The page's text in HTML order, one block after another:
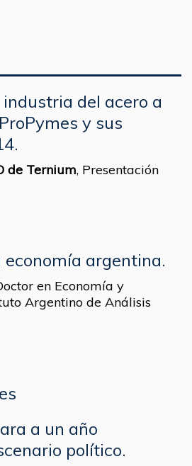
del acero a
y sus
de Ternium, Presentación
economía argentina.
en Economía y
Argentino de Análisis
a un año
político.